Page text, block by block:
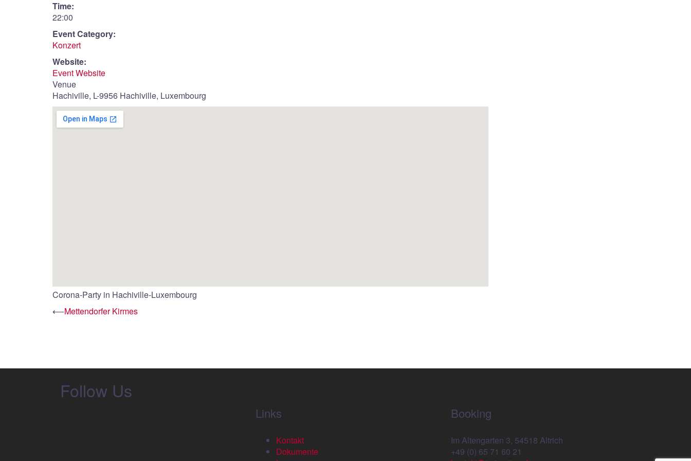
Time:
22:00
Event Category:
Konzert
Website:
Event Website
Venue
Hachiville, L-9956 Hachiville, Luxembourg
Corona-Party in Hachiville-Luxembourg
Beitrags-
⟵Mettendorfer Kirmes
Follow Us
Links
Kontakt
Dokumente
Booking
Im Altengarten 3, 54518 Altrich
+49 (0) 65 71 60 21